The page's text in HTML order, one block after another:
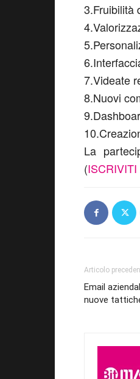
3.Fruibilità
7.Videate
8.Nuovi
La
(ISCRIVITI
Articolo
Email
nuove